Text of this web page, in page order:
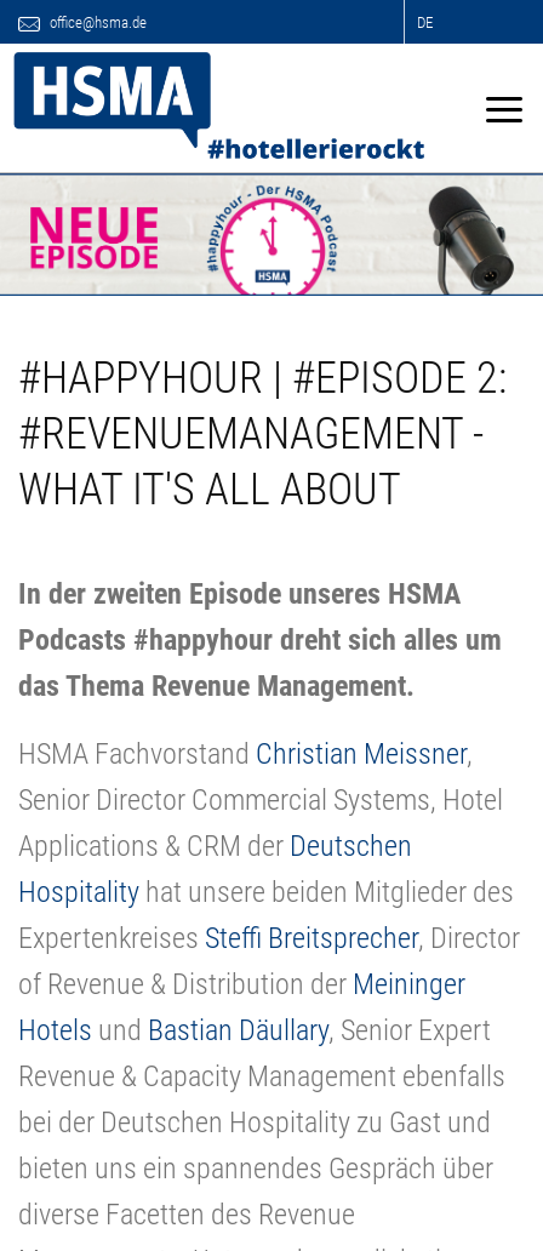
office@hsma.de DE
#HAPPYHOUR | #EPISODE 2:
#REVENUEMANAGEMENT -
WHAT IT'S ALL ABOUT
In der zweiten Episode unseres HSMA
Podcasts #happyhour dreht sich alles um
das Thema Revenue Management.
HSMA Fachvorstand Christian Meissner,
Senior Director Commercial Systems, Hotel
Applications & CRM der Deutschen
Hospitality hat unsere beiden Mitglieder des
Expertenkreises Steffi Breitsprecher, Director
of Revenue & Distribution der Meininger
Hotels und Bastian Däullary, Senior Expert
Revenue & Capacity Management ebenfalls
bei der Deutschen Hospitality zu Gast und
bieten uns ein spannendes Gespräch über
diverse Facetten des Revenue